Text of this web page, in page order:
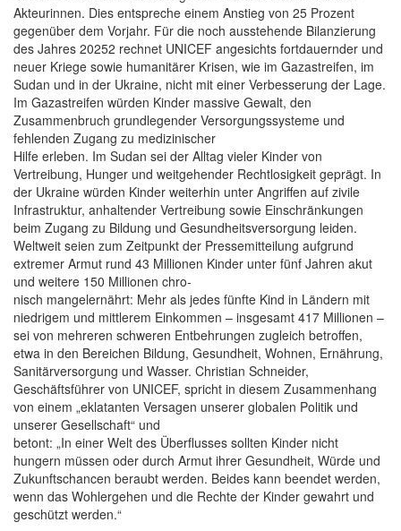
Akteurinnen. Dies entspreche einem Anstieg von 25 Prozent
gegenüber dem Vorjahr. Für die noch ausstehende Bilanzierung
des Jahres 20252 rechnet UNICEF angesichts fortdauernder und
neuer Kriege sowie humanitärer Krisen, wie im Gazastreifen, im
Sudan und in der Ukraine, nicht mit einer Verbesserung der Lage.
Im Gazastreifen würden Kinder massive Gewalt, den
Zusammenbruch grundlegender Versorgungssysteme und
fehlenden Zugang zu medizinischer
Hilfe erleben. Im Sudan sei der Alltag vieler Kinder von
Vertreibung, Hunger und weitgehender Rechtlosigkeit geprägt. In
der Ukraine würden Kinder weiterhin unter Angriffen auf zivile
Infrastruktur, anhaltender Vertreibung sowie Einschränkungen
beim Zugang zu Bildung und Gesundheitsversorgung leiden.
Weltweit seien zum Zeitpunkt der Pressemitteilung aufgrund
extremer Armut rund 43 Millionen Kinder unter fünf Jahren akut
und weitere 150 Millionen chro-
nisch mangelernährt: Mehr als jedes fünfte Kind in Ländern mit
niedrigem und mittlerem Einkommen – insgesamt 417 Millionen –
sei von mehreren schweren Entbehrungen zugleich betroffen,
etwa in den Bereichen Bildung, Gesundheit, Wohnen, Ernährung,
Sanitärversorgung und Wasser. Christian Schneider,
Geschäftsführer von UNICEF, spricht in diesem Zusammenhang
von einem „eklatanten Versagen unserer globalen Politik und
unserer Gesellschaft“ und
betont: „In einer Welt des Überflusses sollten Kinder nicht
hungern müssen oder durch Armut ihrer Gesundheit, Würde und
Zukunftschancen beraubt werden. Beides kann beendet werden,
wenn das Wohlergehen und die Rechte der Kinder gewahrt und
geschützt werden.“